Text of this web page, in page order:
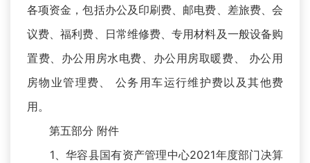
各项资金，包括办公及印刷费、邮电费、差旅费、会
议费、福利费、日常维修费、专用材料及一般设备购
置费、办公用房水电费、办公用房取暖费、 办公用
房物业管理费、 公务用车运行维护费以及其他费
用。
第五部分 附件
1、华容县国有资产管理中心2021年度部门决算